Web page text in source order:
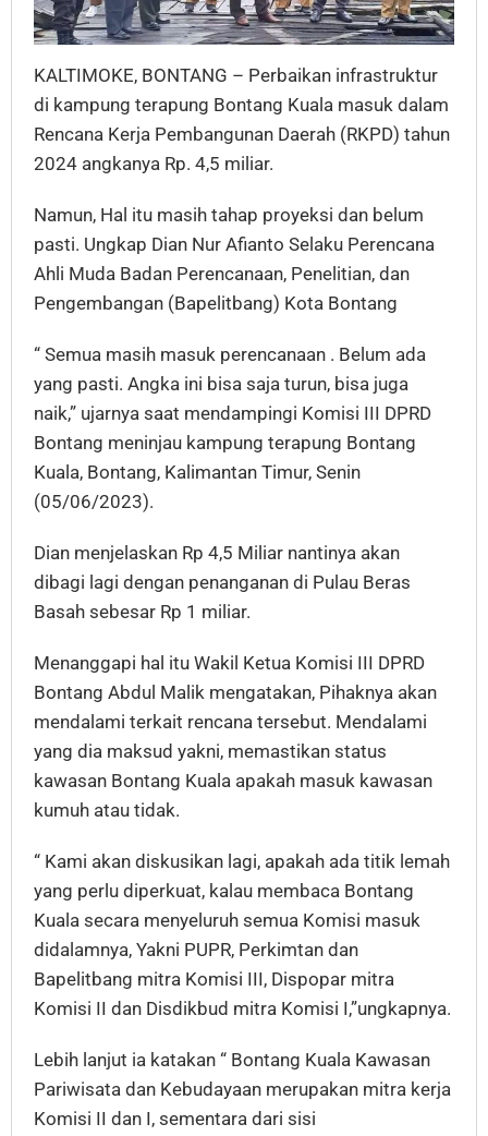
KALTIMOKE, BONTANG – Perbaikan infrastruktur
di kampung terapung Bontang Kuala masuk dalam
Rencana Kerja Pembangunan Daerah (RKPD) tahun
2024 angkanya Rp. 4,5 miliar.
Namun, Hal itu masih tahap proyeksi dan belum
pasti. Ungkap Dian Nur Afianto Selaku Perencana
Ahli Muda Badan Perencanaan, Penelitian, dan
Pengembangan (Bapelitbang) Kota Bontang
“ Semua masih masuk perencanaan . Belum ada
yang pasti. Angka ini bisa saja turun, bisa juga
naik,” ujarnya saat mendampingi Komisi III DPRD
Bontang meninjau kampung terapung Bontang
Kuala, Bontang, Kalimantan Timur, Senin
(05/06/2023).
Dian menjelaskan Rp 4,5 Miliar nantinya akan
dibagi lagi dengan penanganan di Pulau Beras
Basah sebesar Rp 1 miliar.
Menanggapi hal itu Wakil Ketua Komisi III DPRD
Bontang Abdul Malik mengatakan, Pihaknya akan
mendalami terkait rencana tersebut. Mendalami
yang dia maksud yakni, memastikan status
kawasan Bontang Kuala apakah masuk kawasan
kumuh atau tidak.
“ Kami akan diskusikan lagi, apakah ada titik lemah
yang perlu diperkuat, kalau membaca Bontang
Kuala secara menyeluruh semua Komisi masuk
didalamnya, Yakni PUPR, Perkimtan dan
Bapelitbang mitra Komisi III, Dispopar mitra
Komisi II dan Disdikbud mitra Komisi I,”ungkapnya.
Lebih lanjut ia katakan “ Bontang Kuala Kawasan
Pariwisata dan Kebudayaan merupakan mitra kerja
Komisi II dan I, sementara dari sisi